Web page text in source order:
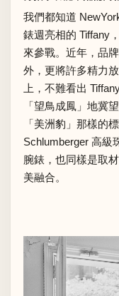
我們都知道
錶週亮相的 Tiffany
來參戰。近年，品
外，更將許多精力
上，不難看出
「望鳥成鳳」地冀
「美洲豹」那樣的
Schlumberger 高級
腕錶，也同樣是取
美融合。